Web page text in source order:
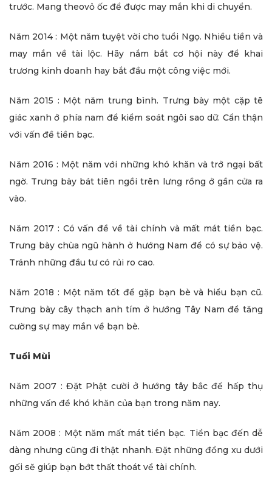
trước. Mang theovỏ ốc để được may mắn khi di chuyển.
Năm 2014 : Một năm tuyệt vời cho tuổi Ngọ. Nhiều tiền và
may mắn về tài lộc. Hãy nắm bắt cơ hội này để khai
trương kinh doanh hay bắt đầu một công việc mới.
Năm 2015 : Một năm trung bình. Trưng bày một cặp tê
giác xanh ở phía nam để kiểm soát ngôi sao dữ. Cẩn thận
với vấn đề tiền bạc.
Năm 2016 : Một năm với những khó khăn và trở ngại bất
ngờ. Trưng bày bát tiên ngồi trên lưng rồng ở gần cửa ra
vào.
Năm 2017 : Có vấn đề về tài chính và mất mát tiền bạc.
Trưng bày chùa ngũ hành ở hướng Nam để có sự bảo vệ.
Tránh những đầu tư có rủi ro cao.
Năm 2018 : Một năm tốt để gặp bạn bè và hiểu bạn cũ.
Trưng bày cây thạch anh tím ở hướng Tây Nam để tăng
cường sự may mắn về bạn bè.
Tuổi Mùi
Năm 2007 : Đặt Phật cười ở hướng tây bắc để hấp thụ
những vấn đề khó khăn của bạn trong năm nay.
Năm 2008 : Một năm mất mát tiền bạc. Tiền bạc đến dễ
dàng nhưng cũng đi thật nhanh. Đặt những đồng xu dưới
gối sẽ giúp bạn bớt thất thoát về tài chính.